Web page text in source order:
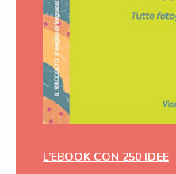
L’EBOOK CON 250 IDEE